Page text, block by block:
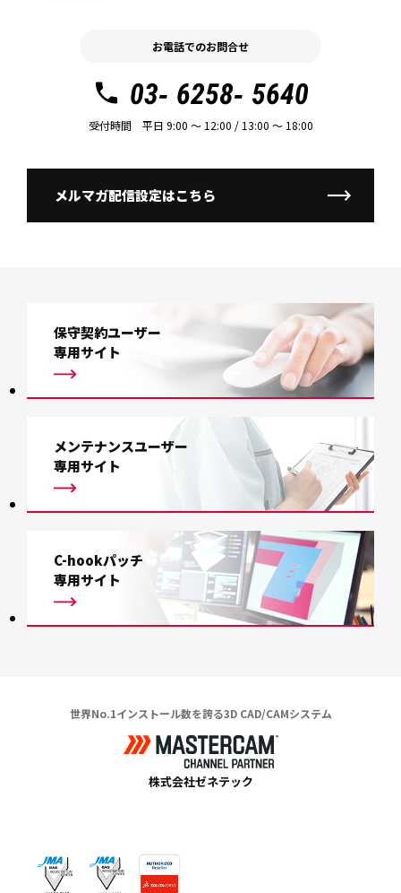
お電話でのお問合せ
03- 6258- 5640
受付時間 平日 9:00 〜 12:00 / 13:00 〜 18:00
メルマガ配信設定はこちら
保守契約ユーザー
専用サイト
メンテナンスユーザー
専用サイト
C-hookパッチ
専用サイト
世界No.1インストール数を誇る3D CAD/CAMシステム
株式会社ゼネテック